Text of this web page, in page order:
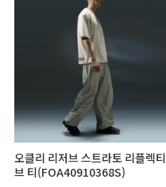
오클리 리저브 스트라토 리플렉티
브 티(FOA40910368S)